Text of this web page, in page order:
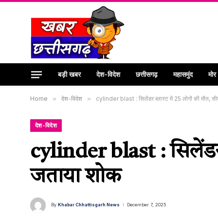
बड़ी खबर देश-विदेश छत्तीसगढ़ महासमुंद
Home » देश-विदेश » cylinder blast : सिलेंडर ब्लास्ट में 25 लोगों की मौत,
देश-विदेश
cylinder blast :
जताया शोक
By Khabar Chhattisgarh News December 7, 2025